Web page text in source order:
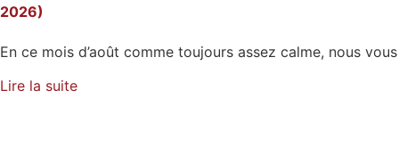
2026)
En ce mois d’août comme toujours assez calme, nous vous
Lire la suite